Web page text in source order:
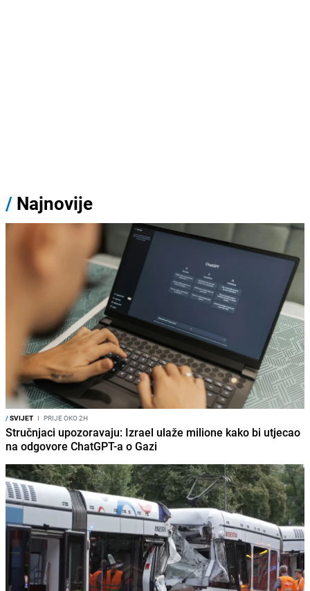
/ Najnovije
/SVIJET I PRIJE OKO 2H
Stručnjaci upozoravaju: Izrael ulaže milione kako bi utjecao
na odgovore ChatGPT-a o Gazi